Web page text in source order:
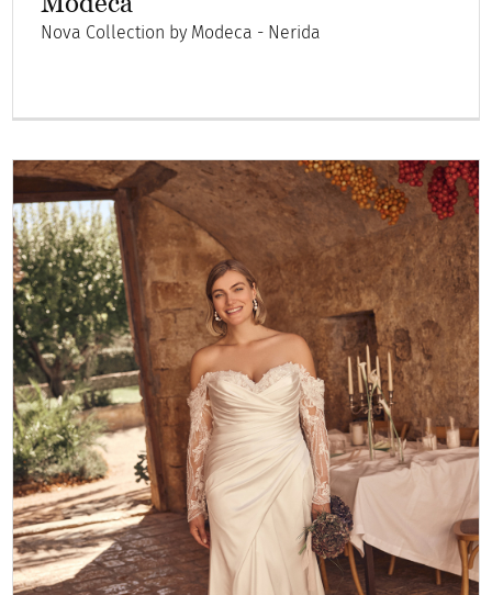
Nova Collection by Modeca - Nerida